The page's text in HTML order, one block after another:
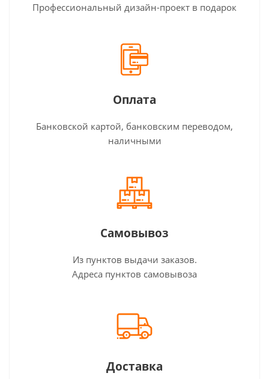
Профессиональный дизайн-проект в подарок
Оплата
Банковской картой, банковским переводом,
наличными
Самовывоз
Из пунктов выдачи заказов.
Адреса пунктов самовывоза
Доставка